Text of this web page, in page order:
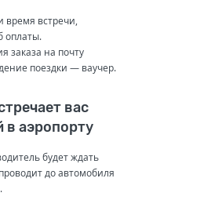
время встречи,
оплаты.
заказа на почту
поездки — ваучер.
вас
в аэропорту
будет ждать
до автомобиля